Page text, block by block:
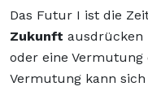
Das Futur I ist die
Zukunft ausdrücken
oder eine
Vermutung kann